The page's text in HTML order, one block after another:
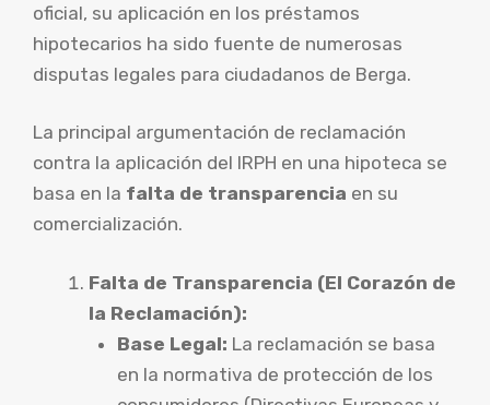
oficial, su aplicación en los préstamos
hipotecarios ha sido fuente de numerosas
disputas legales para ciudadanos de Berga.
La principal argumentación de reclamación
contra la aplicación del IRPH en una hipoteca se
basa en la falta de transparencia en su
comercialización.
Falta de Transparencia (El Corazón de
la Reclamación):
Base Legal: La reclamación se basa
en la normativa de protección de los